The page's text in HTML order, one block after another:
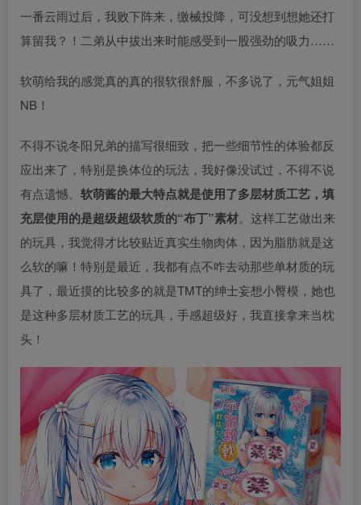
一番云雨过后，我败下阵来，缴械投降，可没想到想她还打
算留我？！二弟从中拔出来时能感受到一股强劲的吸力……
软萌给我的感觉真的真的很软很舒服，不多说了，元气姐姐
NB！
不得不说冬阳兄弟的描写很细致，把一些细节性的体验都反
应出来了，特别是换体位的玩法，我好像没试过，不得不说
有点遗憾。 软萌酱的最大特点就是使用了多层材质工艺，填
充层使用的是超级超级软质的“布丁”素材。这样工艺做出来
的玩具，我觉得才比较贴近真实生物肉体，因为脂肪就是这
么软的嘛！特别是最近，我都有点不咋去动那些单材质的玩
具了，最近摸的比较多的就是TMT的绅士妄想小臀模，她也
是这种多层材质工艺的玩具，手感超级好，我直接拿来当枕
头！